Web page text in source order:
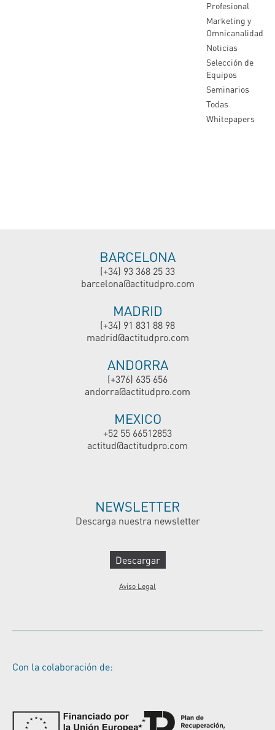
Profesional
Marketing y
Omnicanalidad
Noticias
Selección de
Equipos
Seminarios
Todas
Whitepapers
BARCELONA
(+34) 93 368 25 33
barcelona@actitudpro.com
MADRID
(+34) 91 831 88 98
madrid@actitudpro.com
ANDORRA
(+376) 635 656
andorra@actitudpro.com
MEXICO
+52 55 66512853
actitud@actitudpro.com
NEWSLETTER
Descarga nuestra newsletter
Descargar
Aviso Legal
Con la colaboración de: